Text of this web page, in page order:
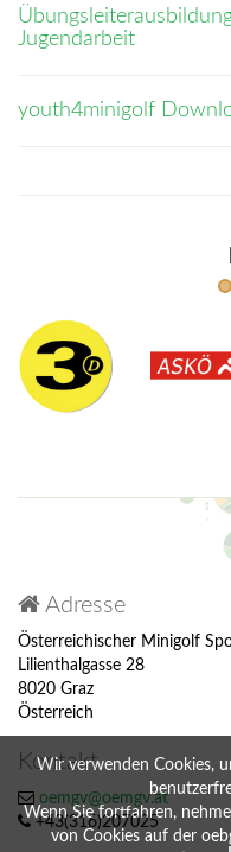
Wir verwenden Cookies,
Wenn Sie fortfahren,
von Cookies auf der
Jugendarbeit
youth4minigolf
Adresse
Österreichischer Minigolf
Lilienthalgasse 28
8020 Graz
Österreich
Kontakt
oemgv@oemgv.at
+43(316)207025